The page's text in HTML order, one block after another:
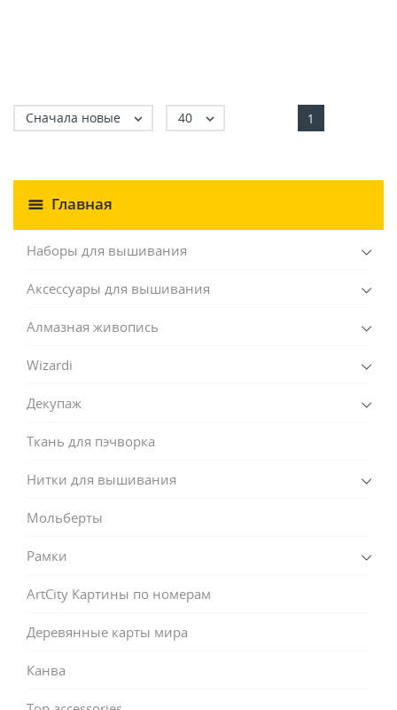
Главная
Наборы для вышивания
Аксессуары для вышивания
Алмазная живопись
Wizardi
Декупаж
Ткань для пэчворка
Нитки для вышивания
Мольберты
Рамки
ArtCity Картины по номерам
Деревянные карты мира
Канва
Сначала новые  40  1